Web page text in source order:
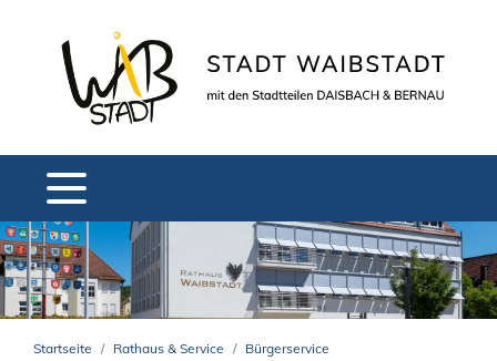
Startseite Rathaus & Service
Bürgerservice